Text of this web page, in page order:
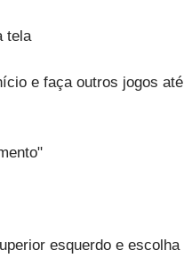
tela
e faça outros jogos até
esquerdo e escolha